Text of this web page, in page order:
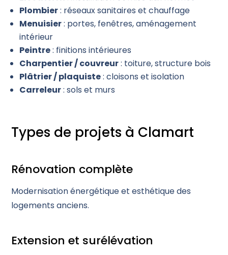
Plombier: réseaux sanitaires et chauffage
Menuisier: portes, fenêtres, aménagement
intérieur
Peintre: finitions intérieures
Charpentier / couvreur: toiture, structure bois
Plâtrier / plaquiste: cloisons et isolation
Carreleur: sols et murs
Types de projets à Clamart
Rénovation complète
Modernisation énergétique et esthétique des
logements anciens.
Extension et surélévation